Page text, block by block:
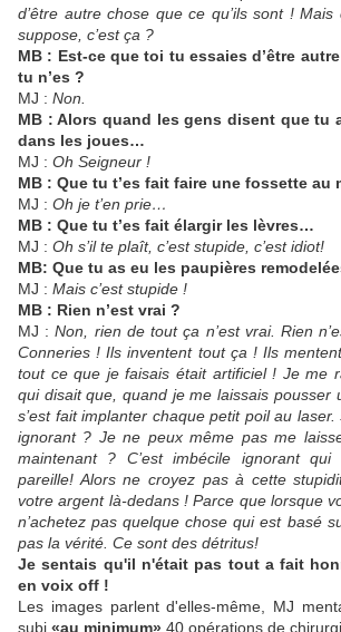
d’être autre chose que ce qu’ils sont !
suppose, c’est ça ?
MB : Est-ce que toi tu essaies d’être
tu n’es ?
MJ : Non.
MB : Alors quand les gens disent que tu
dans les joues…
MJ : Oh Seigneur !
MB : Que tu t’es fait faire une fossette au
MJ : Oh je t’en prie…
MB : Que tu t’es fait élargir les lèvres…
MJ : Oh s’il te plaît, c’est stupide, c’est idiot!
MB: Que tu as eu les paupières
MJ : Mais c’est stupide !
MB : Rien n’est vrai ?
MJ :Non, rien de tout ça n’est vrai. Rien
Conneries ! Ils inventent tout ça ! Ils
tout ce que je faisais était artificiel ! Je me
qui disait que, quand je me laissais pousser
s’est fait implanter chaque petit poil au
ignorant ? Je ne peux même pas me
maintenant ? C’est imbécile ignorant
pareille! Alors ne croyez pas à cette
votre argent là-dedans ! Parce que lorsque
n’achetez pas quelque chose qui est basé
pas la vérité. Ce sont des détritus!
Je sentais qu'il n'était pas tout a fait
en voix off !
Les images parlent d'elles-même, MJ
subi «au minimum» 40 opérations de